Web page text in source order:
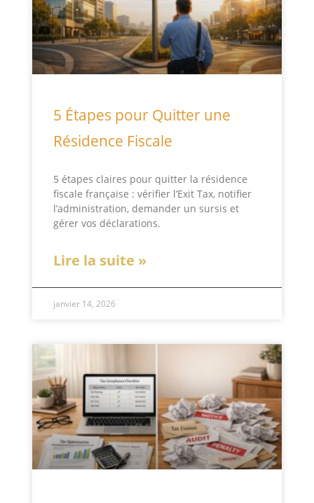
5 Étapes pour Quitter une
Résidence Fiscale
5 étapes claires pour quitter la résidence
fiscale française : vérifier l’Exit Tax, notifier
l’administration, demander un sursis et
gérer vos déclarations.
Lire la suite »
janvier 14, 2026